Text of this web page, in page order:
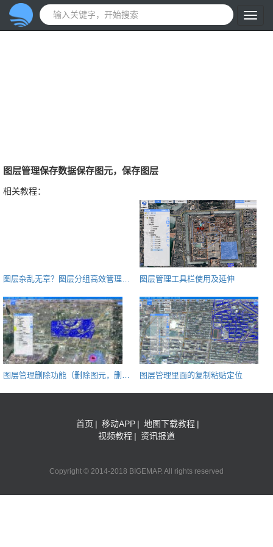
图层管理保存数据保存图元，保存图层
相关教程：
图层杂乱无章？图层分组高效管理不
图层管理工具栏使用及延伸
图层管理删除功能（删除图元，删除
图层管理里面的复制粘贴定位
首页 | 移动APP | 地图下载教程 |
视频教程 | 资讯报道
Copyright © 2014-2018 BIGEMAP. All rights reserved